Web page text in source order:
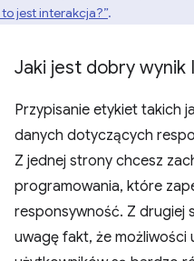
to jest interakcja?”.
Jaki jest dobry wynik
Przypisanie etykiet takich
danych dotyczących
Z jednej strony chcesz
programowania, które
responsywność. Z drugiej
uwagę fakt, że możliwości